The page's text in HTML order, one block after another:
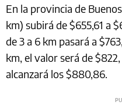
En la provincia de
km) subirá de $655,61 a
de 3 a 6 km pasará a
km, el valor será de
alcanzará los $880,86.